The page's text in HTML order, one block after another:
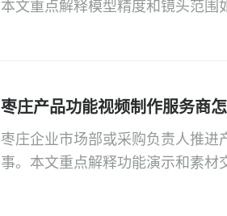
本文重点解释模型精度和镜头范围
枣庄产品功能视频制作服务商怎
枣庄企业市场部或采购负责人推进
事。本文重点解释功能演示和素材